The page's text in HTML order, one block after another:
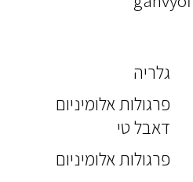
גלריה
פרגולות אלומיניום
דאבל טי
פרגולות אלומיניום